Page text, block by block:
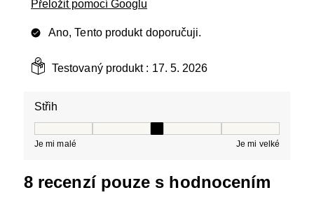
Přeložit pomocí Googlu
Ano, Tento produkt doporučuji.
Testovaný produkt : 17. 5. 2026
Střih
Je mi malé Je mi velké
8 recenzí pouze s hodnocením